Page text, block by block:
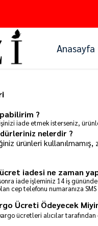
Anasayfa
?
iade etmek isterseniz,
nelerdir ?
ürünleri
iadesi ne zaman
iade işleminiz 14iş
cep telefonu numaranıza
Ücreti Ödeyecek
ücretleri alıcılar